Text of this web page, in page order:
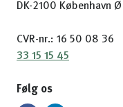
DK-2100 København Ø
CVR-nr.: 16 50 08 36
33 15 15 45
Følg os